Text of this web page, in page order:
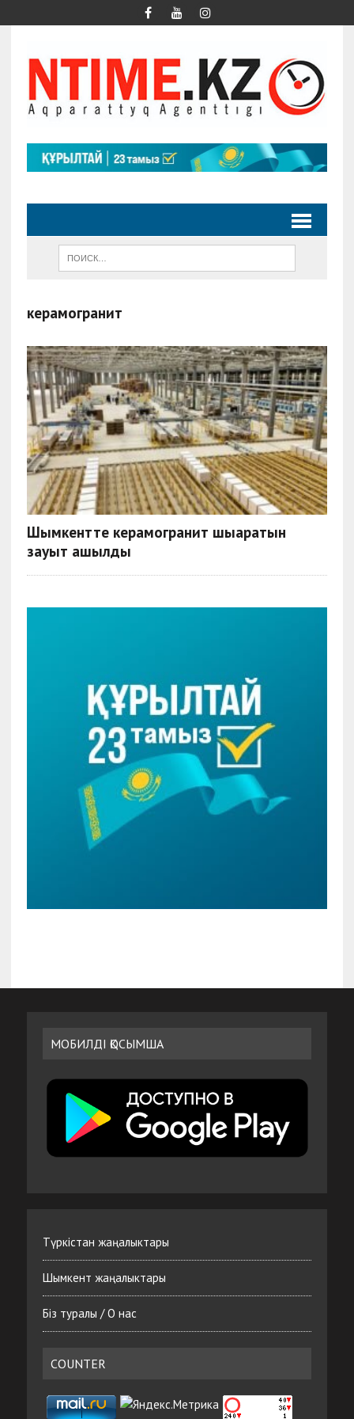
керамогранит
Шымкентте керамогранит шығаратын
зауыт ашылды
МОБИЛДІ ҚОСЫМША
Түркістан жаңалыктары
Шымкент жаңалыктары
Біз туралы / О нас
COUNTER